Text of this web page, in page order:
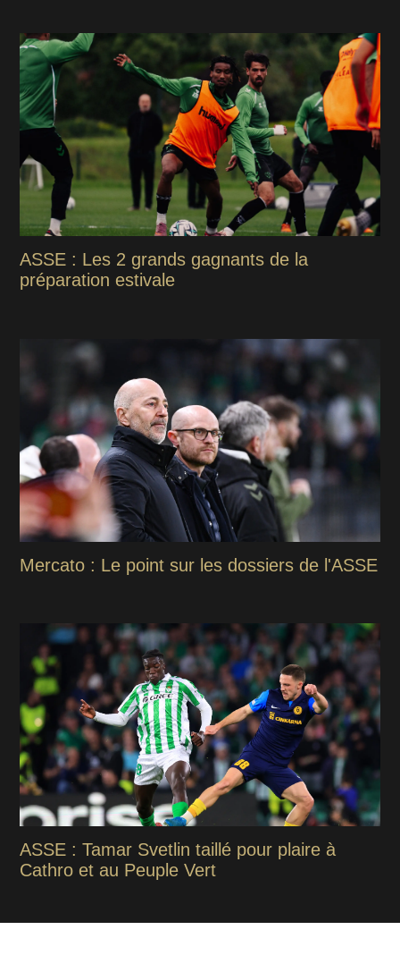
ASSE : Les 2 grands gagnants de la
préparation estivale
Mercato : Le point sur les dossiers de l'ASSE
ASSE : Tamar Svetlin taillé pour plaire à
Cathro et au Peuple Vert